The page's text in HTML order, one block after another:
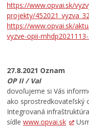
https://www.opvai.sk/
projekty/
https://www.opvai.sk/
vyzve-opii-
27.8.2021 Oznam
OP II / VaI
dovoľujeme si Vás
ako sprostredkovateľský
Integrovaná
sídle www.opvai.sk